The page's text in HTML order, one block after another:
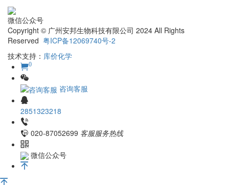
微信公众号
Copyright © 广州安邦生物科技有限公司 2024 All Rights
Reserved 粤ICP备12069740号-2
技术支持： 库价化学
0
咨询客服
2851323218
020-87052699 客服服务热线
微信公众号